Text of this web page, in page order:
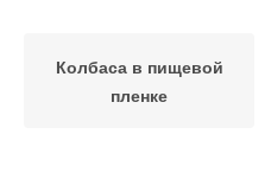
Колбаса в пищевой
пленке